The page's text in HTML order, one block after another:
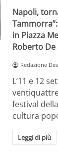
Napoli,
in Piazza
Roberto De
Redazione
L’11 e 12
festival
cultura
Leggi di più